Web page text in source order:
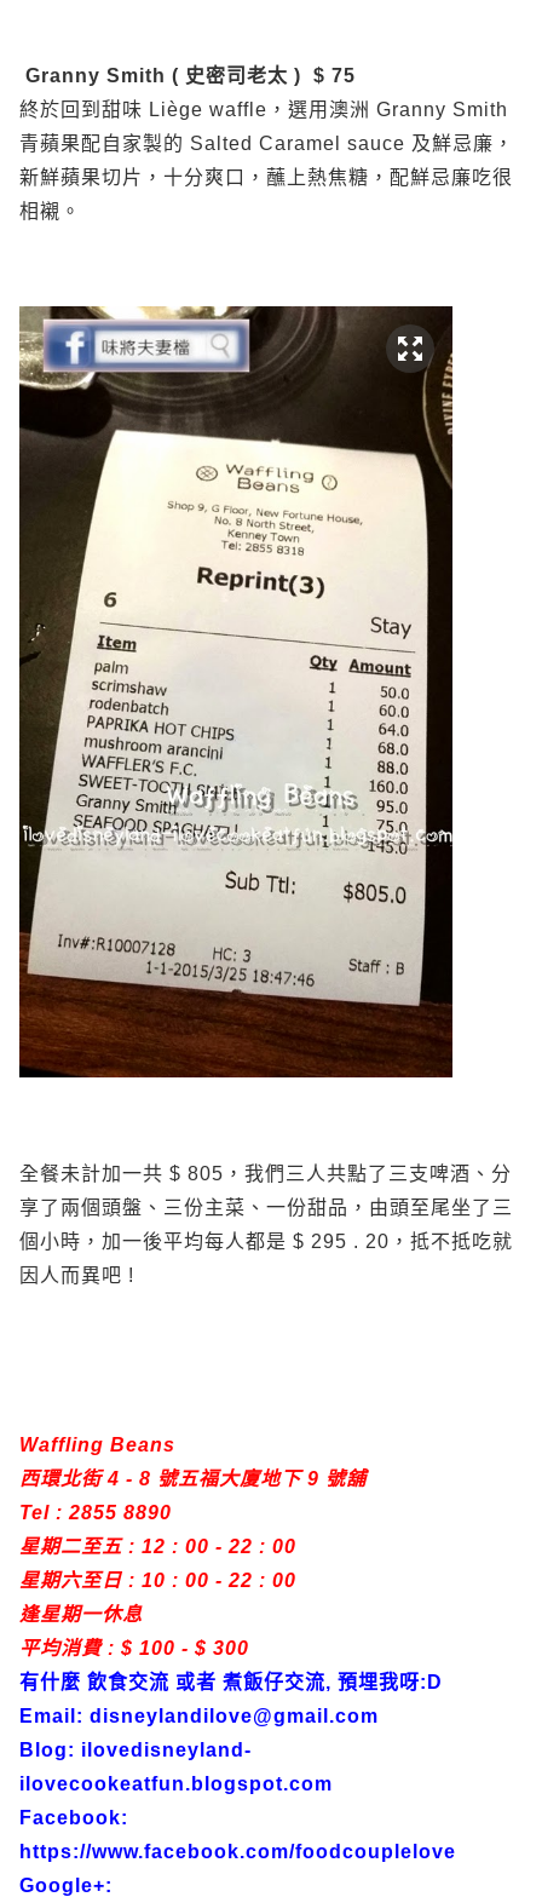
Granny Smith ( 史密司老太 ) $ 75
終於回到甜味 Liège waffle，選用澳洲 Granny Smith
青蘋果配自家製的 Salted Caramel sauce 及鮮忌廉，
新鮮蘋果切片，十分爽口，蘸上熱焦糖，配鮮忌廉吃很
相襯。
全餐未計加一共 $ 805，我們三人共點了三支啤酒、分
享了兩個頭盤、三份主菜、一份甜品，由頭至尾坐了三
個小時，加一後平均每人都是 $ 295 . 20，抵不抵吃就
因人而異吧 !
Waffling Beans
西環北街 4 - 8 號五福大廈地下 9 號舖
Tel : 2855 8890
星期二至五 : 12 : 00 - 22 : 00
星期六至日 : 10 : 00 - 22 : 00
逢星期一休息
平均消費 : $ 100 - $ 300
有什麼 飲食交流 或者 煮飯仔交流, 預埋我呀:D
Email: disneylandilove@gmail.com
Blog: ilovedisneyland-
ilovecookeatfun.blogspot.com
Facebook:
https://www.facebook.com/foodcouplelove
Google+: